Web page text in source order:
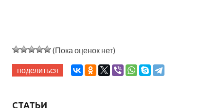
(Пока оценок нет)
поделиться
СТАТЬИ